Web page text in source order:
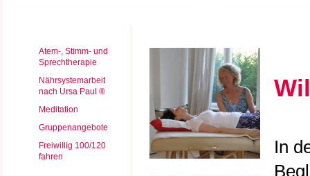
Atem-, Stimm- und
Sprechtherapie
Nährsystemarbeit
nach Ursa Paul ®
Meditation
Gruppenangebote
Freiwillig 100/120
fahren
In